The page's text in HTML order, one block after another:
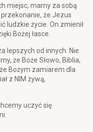
miejsc, mamy za sobą
że Jezus
ludzkie życie. On zmienił
Bożej łasce.
lepszych od innych. Nie
że Boże Słowo, Biblia,
Bożym zamiarem dla
z NIM żywą,
uczyć się